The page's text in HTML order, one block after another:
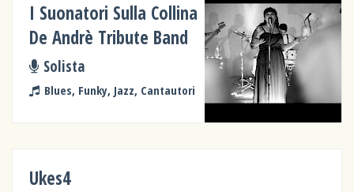
I Suonatori Sulla Collina
De Andrè Tribute Band
Solista
Blues, Funky, Jazz, Cantautori
Ukes4